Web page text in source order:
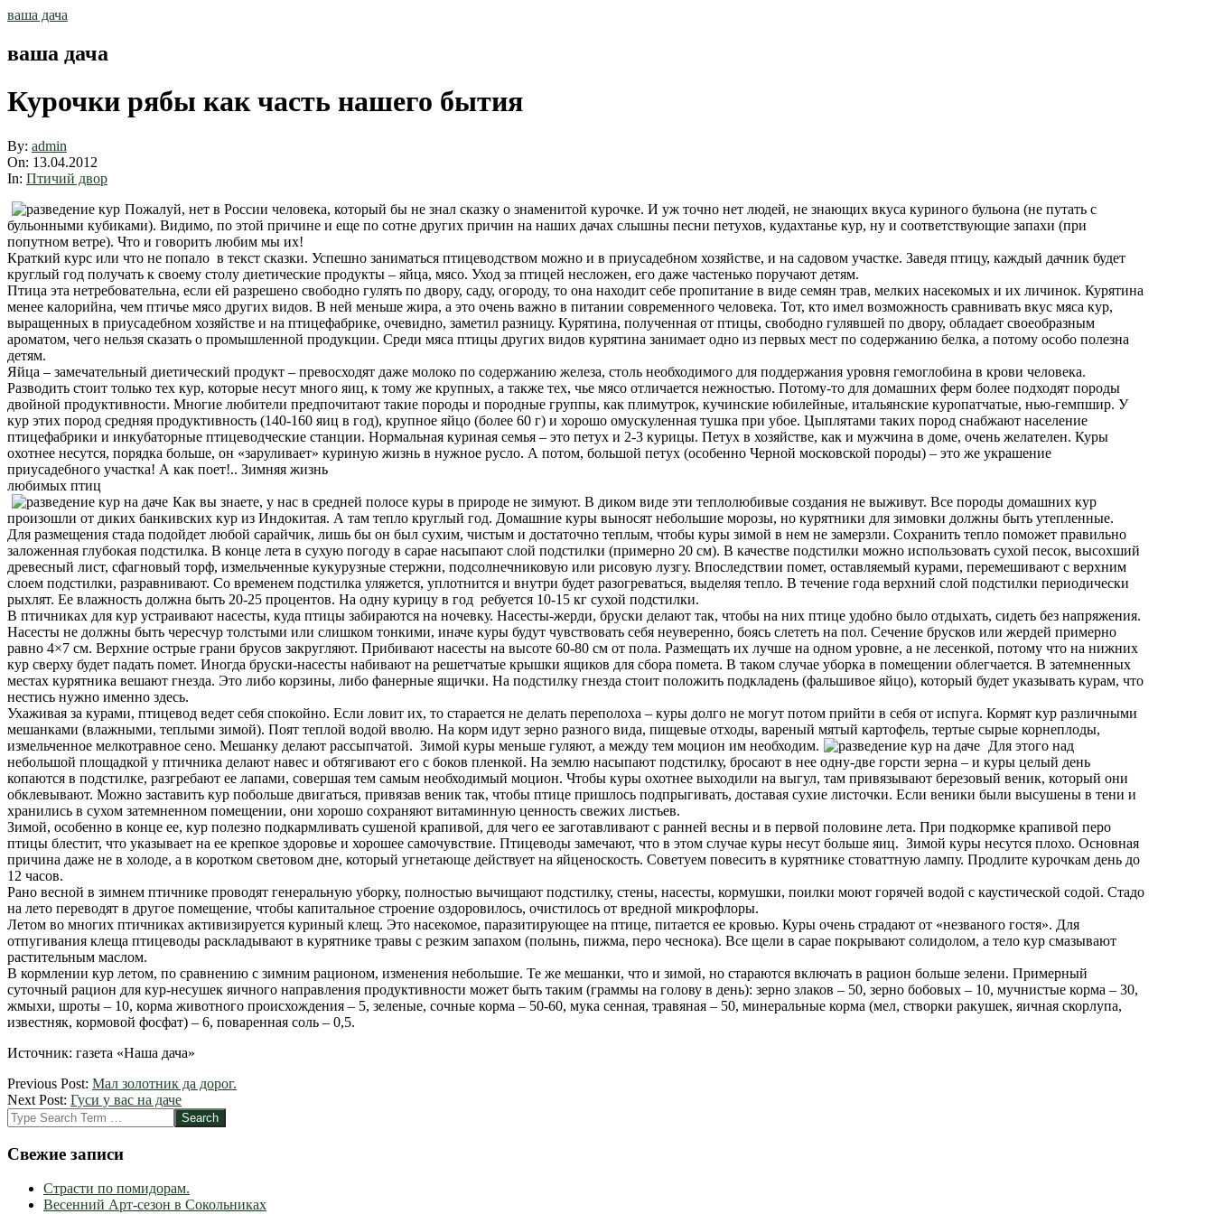
Skip
ваша дача
ваша дача
Курочки рябы как часть нашего бытия
By: admin
On: 13.04.2012
In: Птичий двор
Пожалуй, нет в России человека, который бы не знал сказку о знаменитой курочке. И уж точно нет людей, не знающих вкуса куриного бульона (не путать с
бульонными кубиками). Видимо, по этой причине и еще по сотне других причин на наших дачах слышны песни петухов, кудахтанье кур, ну и соответствующие запахи (при
попутном ветре). Что и говорить любим мы их!
Краткий курс или что не попало в текст сказки. Успешно заниматься птицеводством можно и в приусадебном хозяйстве, и на садовом участке. Заведя птицу, каждый дачник будет
круглый год получать к своему столу диетические продукты – яйца, мясо. Уход за птицей несложен, его даже частенько поручают детям.
Птица эта нетребовательна, если ей разрешено свободно гулять по двору, саду, огороду, то она находит себе пропитание в виде семян трав, мелких насекомых и их личинок. Курятина
менее калорийна, чем птичье мясо других видов. В ней меньше жира, а это очень важно в питании современного человека. Тот, кто имел возможность сравнивать вкус мяса кур,
выращенных в приусадебном хозяйстве и на птицефабрике, очевидно, заметил разницу. Курятина, полученная от птицы, свободно гулявшей по двору, обладает своеобразным
ароматом, чего нельзя сказать о промышленной продукции. Среди мяса птицы других видов курятина занимает одно из первых мест по содержанию белка, а потому особо полезна
детям.
Яйца – замечательный диетический продукт – превосходят даже молоко по содержанию железа, столь необходимого для поддержания уровня гемоглобина в крови человека.
Разводить стоит только тех кур, которые несут много яиц, к тому же крупных, а также тех, чье мясо отличается нежностью. Потому-то для домашних ферм более подходят породы
двойной продуктивности. Многие любители предпочитают такие породы и породные группы, как плимутрок, кучинские юбилейные, итальянские куропатчатые, нью-гемпшир. У
кур этих пород средняя продуктивность (140-160 яиц в год), крупное яйцо (более 60 г) и хорошо омускуленная тушка при убое. Цыплятами таких пород снабжают население
птицефабрики и инкубаторные птицеводческие станции. Нормальная куриная семья – это петух и 2-3 курицы. Петух в хозяйстве, как и мужчина в доме, очень желателен. Куры
охотнее несутся, порядка больше, он «заруливает» куриную жизнь в нужное русло. А потом, большой петух (особенно Черной московской породы) – это же украшение
приусадебного участка! А как поет!.. Зимняя жизнь
любимых птиц
Как вы знаете, у нас в средней полосе куры в природе не зимуют. В диком виде эти теплолюбивые создания не выживут. Все породы домашних кур
произошли от диких банкивских кур из Индокитая. А там тепло круглый год. Домашние куры выносят небольшие морозы, но курятники для зимовки должны быть утепленные.
Для размещения стада подойдет любой сарайчик, лишь бы он был сухим, чистым и достаточно теплым, чтобы куры зимой в нем не замерзли. Сохранить тепло поможет правильно
заложенная глубокая подстилка. В конце лета в сухую погоду в сарае насыпают слой подстилки (примерно 20 см). В качестве подстилки можно использовать сухой песок, высохший
древесный лист, сфагновый торф, измельченные кукурузные стержни, подсолнечниковую или рисовую лузгу. Впоследствии помет, оставляемый курами, перемешивают с верхним
слоем подстилки, разравнивают. Со временем подстилка уляжется, уплотнится и внутри будет разогреваться, выделяя тепло. В течение года верхний слой подстилки периодически
рыхлят. Ее влажность должна быть 20-25 процентов. На одну курицу в год ребуется 10-15 кг сухой подстилки.
В птичниках для кур устраивают насесты, куда птицы забираются на ночевку. Насесты-жерди, бруски делают так, чтобы на них птице удобно было отдыхать, сидеть без напряжения.
Насесты не должны быть чересчур толстыми или слишком тонкими, иначе куры будут чувствовать себя неуверенно, боясь слететь на пол. Сечение брусков или жердей примерно
равно 4×7 см. Верхние острые грани брусов закругляют. Прибивают насесты на высоте 60-80 см от пола. Размещать их лучше на одном уровне, а не лесенкой, потому что на нижних
кур сверху будет падать помет. Иногда бруски-насесты набивают на решетчатые крышки ящиков для сбора помета. В таком случае уборка в помещении облегчается. В затемненных
местах курятника вешают гнезда. Это либо корзины, либо фанерные ящички. На подстилку гнезда стоит положить подкладень (фальшивое яйцо), который будет указывать курам, что
нестись нужно именно здесь.
Ухаживая за курами, птицевод ведет себя спокойно. Если ловит их, то старается не делать переполоха – куры долго не могут потом прийти в себя от испуга. Кормят кур различными
мешанками (влажными, теплыми зимой). Поят теплой водой вволю. На корм идут зерно разного вида, пищевые отходы, вареный мятый картофель, тертые сырые корнеплоды,
измельченное мелкотравное сено. Мешанку делают рассыпчатой. Зимой куры меньше гуляют, а между тем моцион им необходим.
Для этого над
небольшой площадкой у птичника делают навес и обтягивают его с боков пленкой. На землю насыпают подстилку, бросают в нее одну-две горсти зерна – и куры целый день
копаются в подстилке, разгребают ее лапами, совершая тем самым необходимый моцион. Чтобы куры охотнее выходили на выгул, там привязывают березовый веник, который они
обклевывают. Можно заставить кур побольше двигаться, привязав веник так, чтобы птице пришлось подпрыгивать, доставая сухие листочки. Если веники были высушены в тени и
хранились в сухом затемненном помещении, они хорошо сохраняют витаминную ценность свежих листьев.
Зимой, особенно в конце ее, кур полезно подкармливать сушеной крапивой, для чего ее заготавливают с ранней весны и в первой половине лета. При подкормке крапивой перо
птицы блестит, что указывает на ее крепкое здоровье и хорошее самочувствие. Птицеводы замечают, что в этом случае куры несут больше яиц. Зимой куры несутся плохо. Основная
причина даже не в холоде, а в коротком световом дне, который угнетающе действует на яйценоскость. Советуем повесить в курятнике стоваттную лампу. Продлите курочкам день до
12 часов.
Рано весной в зимнем птичнике проводят генеральную уборку, полностью вычищают подстилку, стены, насесты, кормушки, поилки моют горячей водой с каустической содой. Стадо
на лето переводят в другое помещение, чтобы капитальное строение оздоровилось, очистилось от вредной микрофлоры.
Летом во многих птичниках активизируется куриный клещ. Это насекомое, паразитирующее на птице, питается ее кровью. Куры очень страдают от «незваного гостя». Для
отпугивания клеща птицеводы раскладывают в курятнике травы с резким запахом (полынь, пижма, перо чеснока). Все щели в сарае покрывают солидолом, а тело кур смазывают
растительным маслом.
В кормлении кур летом, по сравнению с зимним рационом, изменения небольшие. Те же мешанки, что и зимой, но стараются включать в рацион больше зелени. Примерный
суточный рацион для кур-несушек яичного направления продуктивности может быть таким (граммы на голову в день): зерно злаков – 50, зерно бобовых – 10, мучнистые корма – 30,
жмыхи, шроты – 10, корма животного происхождения – 5, зеленые, сочные корма – 50-60, мука сенная, травяная – 50, минеральные корма (мел, створки ракушек, яичная скорлупа,
известняк, кормовой фосфат) – 6, поваренная соль – 0,5.
Источник: газета «Наша дача»
2012-
04-
13
Previous Post: Мал золотник да дорог.
Next Post: Гуси у вас на даче
Search
Свежие записи
Страсти по помидорам.
Весенний Арт-сезон в Сокольниках